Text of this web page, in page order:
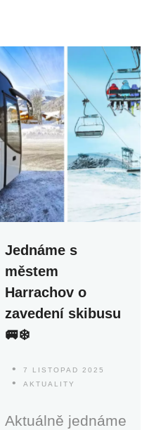
Jednáme s
městem
Harrachov o
zavedení skibusu
🚐❄️
7 LISTOPAD 2025
AKTUALITY
Aktuálně jednáme